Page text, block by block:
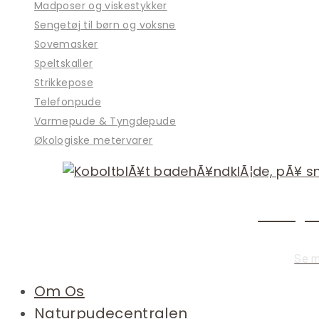
Madposer og viskestykker
Sengetøj til børn og voksne
Sovemasker
Speltskaller
Strikkepose
Telefonpude
Varmepude & Tyngdepude
Økologiske metervarer
Se
Om Os
Naturpudecentralen